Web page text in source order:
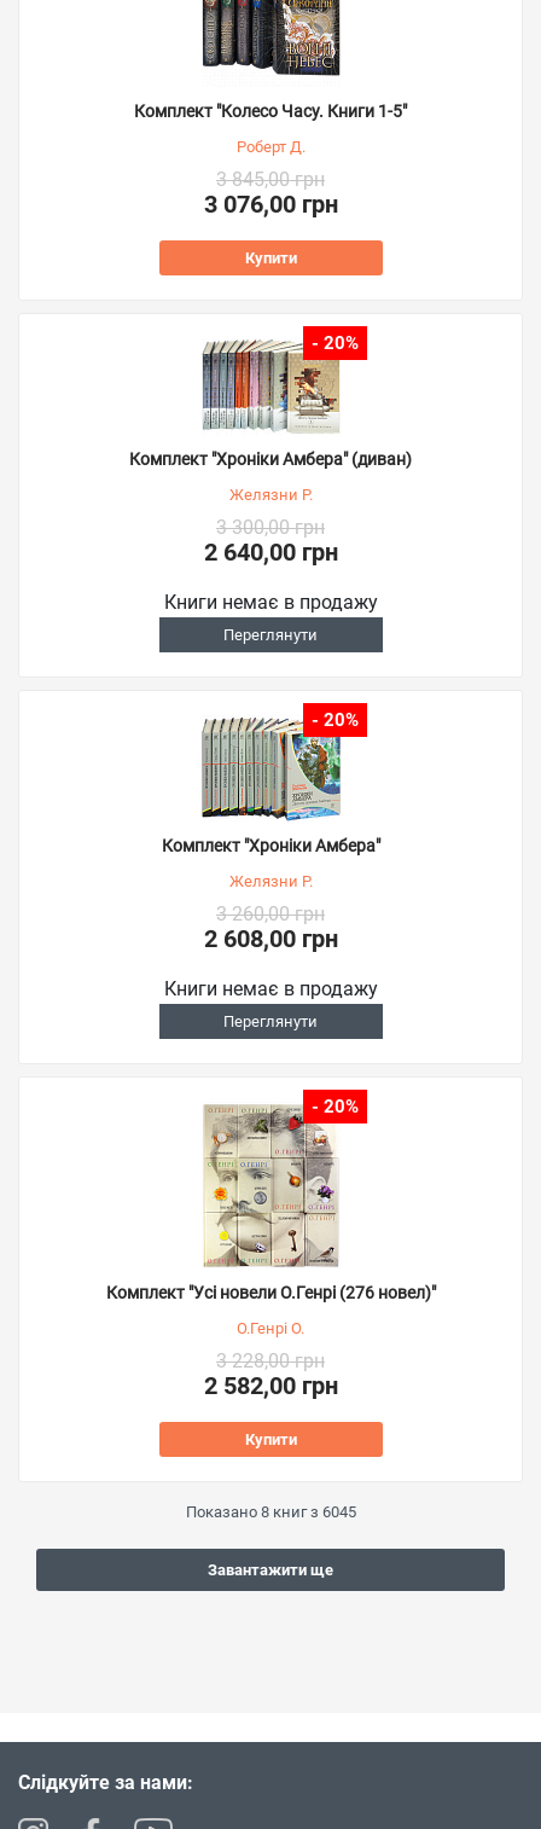
Комплект "Колесо Часу. Книги 1-5"
Роберт Д.
3 845,00 грн
3 076,00 грн
Купити
- 20%
Комплект "Хроніки Амбера" (диван)
Желязни Р.
3 300,00 грн
2 640,00 грн
Книги немає в продажу
Переглянути
- 20%
Комплект "Хроніки Амбера"
Желязни Р.
3 260,00 грн
2 608,00 грн
Книги немає в продажу
Переглянути
- 20%
Комплект "Усі новели О.Генрі (276 новел)"
О.Генрі О.
3 228,00 грн
2 582,00 грн
Купити
Показано 8книг з 6045
Завантажити ще
Слідкуйте за нами: